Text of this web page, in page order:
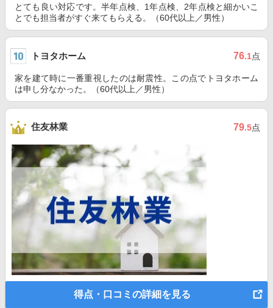
とても良い対応です。半年点検、1年点検、2年点検と細かいこ
とでも担当者がすぐ来てもらえる。（60代以上／男性）
トヨタホーム 76.1点
家を建て時に一番重視したのは耐震性。この点でトヨタホーム
は申し分なかった。（60代以上／男性）
住友林業 79.5点
得点・口コミの詳細を見る